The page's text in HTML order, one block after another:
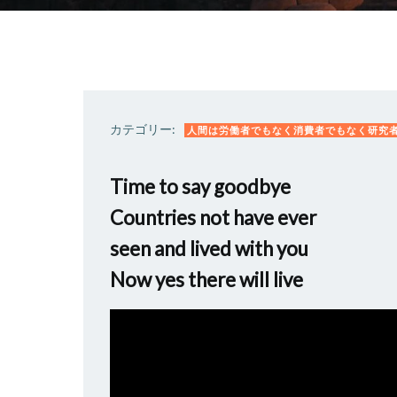
カテゴリー: 人間は労働者でもなく消費者でもなく研究
Time to say goodbye
Countries not have ever
seen and lived with you
Now yes there will live